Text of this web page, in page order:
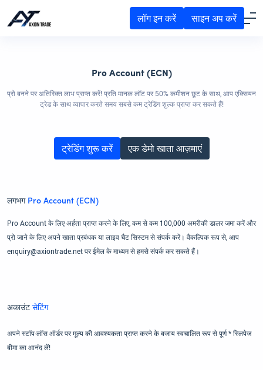
लॉग इन करें साइन अप करें
Pro Account (ECN)
प्रो बनने पर अतिरिक्त लाभ प्राप्त करें! प्रति मानक लॉट पर 50% कमीशन छूट के साथ, आप एक्सियन
ट्रेड के साथ व्यापार करते समय सबसे कम ट्रेडिंग शुल्क प्राप्त कर सकते हैं!
ट्रेडिंग शुरू करें एक डेमो खाता आज़माएं
लगभग Pro Account (ECN)
Pro Account के लिए अर्हता प्राप्त करने के लिए, कम से कम 100,000 अमरीकी डालर जमा करें और
प्रो जाने के लिए अपने खाता प्रबंधक या लाइव चैट सिस्टम से संपर्क करें। वैकल्पिक रूप से, आप
enquiry@axiontrade.net पर ईमेल के माध्यम से हमसे संपर्क कर सकते हैं।
अकाउंट सेटिंग
अपने स्टॉप-लॉस ऑर्डर पर मूल्य की आवश्यकता प्राप्त करने के बजाय स्वचालित रूप से पूर्ण * स्लिपेज
बीमा का आनंद लें!